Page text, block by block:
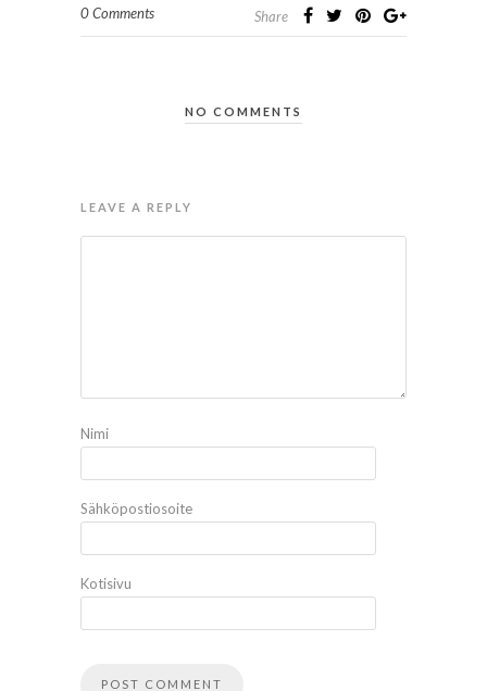
0 Comments Share
NO COMMENTS
LEAVE A REPLY
Nimi
Sähköpostiosoite
Kotisivu